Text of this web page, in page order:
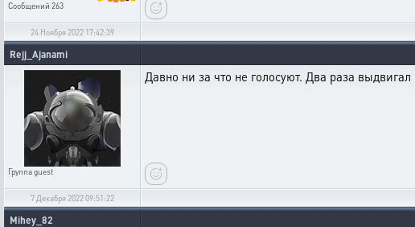
Сообщений 263
24 Ноября 2022 17:42:39
Rejj_Ajanami
Группаguest
Давно ни за что не голосуют. Два раза
7 Декабря 2022 09:51:22
Mihey_82